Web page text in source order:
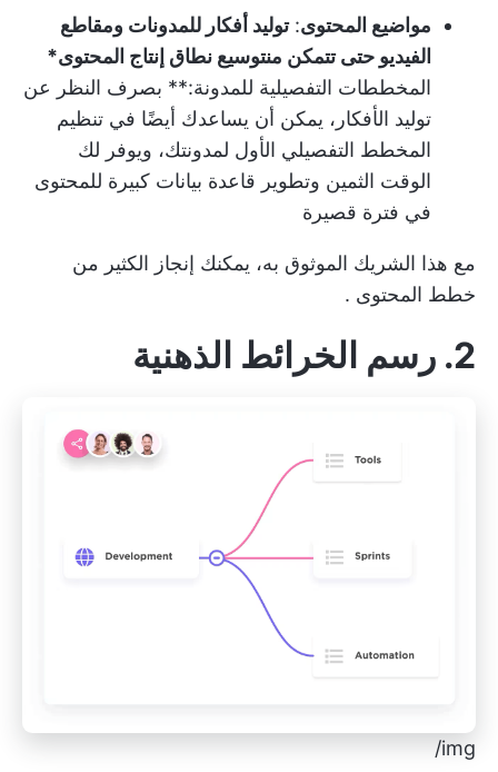
مواضيع المحتوى:توليد أفكار للمدونات ومقاطع
الفيديو حتى تتمكن منتوسيع نطاق إنتاج المحتوى*
المخططات التفصيلية للمدونة:** بصرف النظر عن
توليد الأفكار، يمكن أن يساعدك أيضًا في تنظيم
المخطط التفصيلي الأول لمدونتك، ويوفر لك
الوقت الثمين وتطوير قاعدة بيانات كبيرة للمحتوى
في فترة قصيرة
مع هذا الشريك الموثوق به، يمكنك إنجاز الكثير من
خطط المحتوى .
2. رسم الخرائط الذهنية
img/